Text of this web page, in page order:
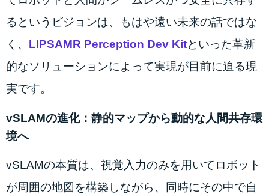
るというビジョンは、もはや遠い未来の話ではな
く、 LIPSAMR Perception Dev Kitといった革新
的なソリューションによって実現が目前に迫る現
実です。
vSLAMの進化：静的マップから動的な人間共存環
境へ
vSLAMの本質は、視覚入力のみを用いてロボット
が周囲の地図を構築しながら、同時にその中で自